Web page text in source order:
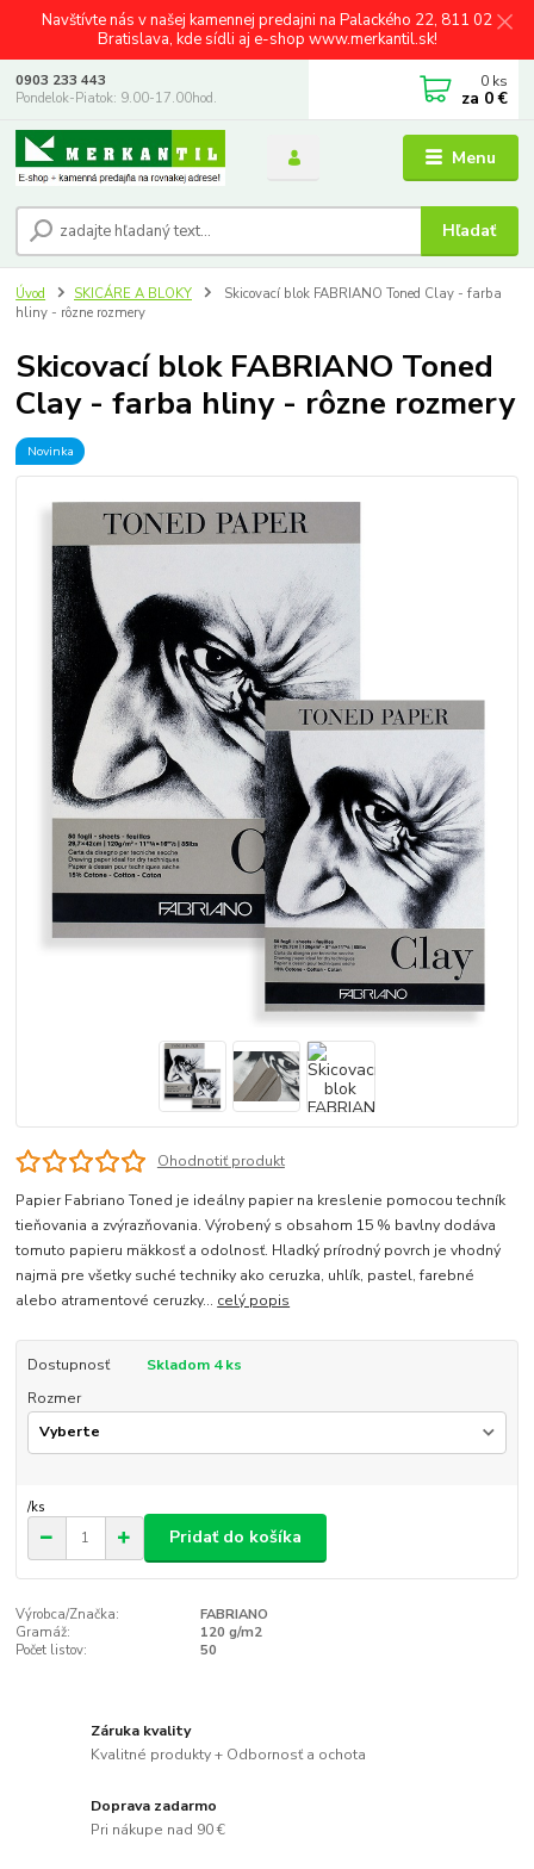
Navštívte nás v našej kamennej predajni na Palackého 22, 811 02
Bratislava, kde sídli aj e-shop www.merkantil.sk!
Menu
Hľadať
0903 233 443
Pondelok-Piatok: 9.00-17.00hod.
0 ks
za 0 €
Úvod SKICÁRE A BLOKY
Skicovací blok FABRIANO Toned Clay - farba
hliny - rôzne rozmery
Skicovací blok FABRIANO Toned
Clay - farba hliny - rôzne rozmery
Novinka
Ohodnotiť produkt
Papier Fabriano Toned je ideálny papier na kreslenie pomocou techník
tieňovania a zvýrazňovania. Výrobený s obsahom 15 % bavlny dodáva
tomuto papieru mäkkosť a odolnosť. Hladký prírodný povrch je vhodný
najmä pre všetky suché techniky ako ceruzka, uhlík, pastel, farebné
alebo atramentové ceruzky... celý popis
Dostupnosť
Skladom 4 ks
Rozmer
/ks
Pridať do košíka
Výrobca/Značka:
FABRIANO
Gramáž:
120 g/m2
Počet listov:
50
Záruka kvality
Kvalitné produkty + Odbornosť a ochota
Doprava zadarmo
Pri nákupe nad 90 €